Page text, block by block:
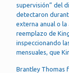
supervisión” del
detectaron
externa anual o
reemplazo de
inspeccionando
mensuales, que
Brantley Thomas